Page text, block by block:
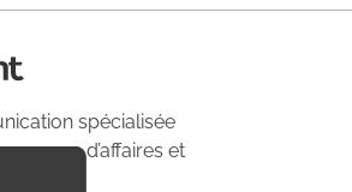
spécialisée
voyage d’affaires et